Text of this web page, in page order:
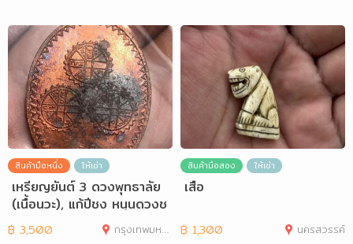
สินค้ามือหนึ่ง ให้เช่า
เหรียญยันต์ 3 ดวงพุทธาลัย
(เนื้อนวะ), แก้ปีชง หนุนดวงช
ะตา
฿ 3,500 กรุงเทพมหานคร
สินค้ามือสอง ให้เช่า
เสือ
฿ 1,300 นครสวรรค์